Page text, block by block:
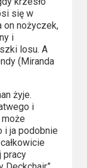
się w
on nożyczek,
i
losu. A
(Miranda
żyje.
i
i ja podobnie
pracy